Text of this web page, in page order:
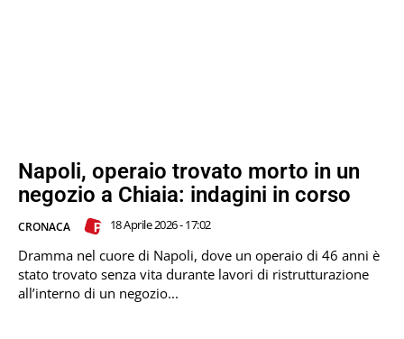
Napoli, operaio trovato morto in un
negozio a Chiaia: indagini in corso
CRONACA 18 Aprile 2026 - 17:02
Dramma nel cuore di Napoli, dove un operaio di 46 anni è
stato trovato senza vita durante lavori di ristrutturazione
all’interno di un negozio...